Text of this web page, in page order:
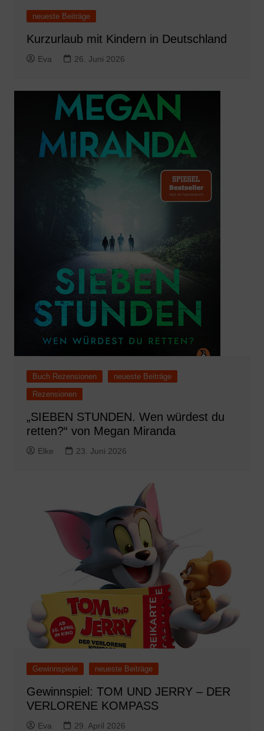
neueste Beiträge
Kurzurlaub mit Kindern in Deutschland
Eva 26. Juni 2026
Buch Rezensionen
neueste Beiträge
Rezensionen
„SIEBEN STUNDEN. Wen würdest du
retten?“ von Megan Miranda
Elke 23. Juni 2026
Gewinnspiele neueste Beiträge
Gewinnspiel: TOM UND JERRY – DER
VERLORENE KOMPASS
Eva 29. April 2026